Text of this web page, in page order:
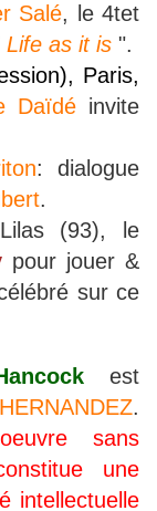
Salé, le 4tet
Life as it is ".
Paris,
Daïdéinvite
: dialogue
.
(93), le
pour jouer &
sur ce
est
.
sans
une
intellectuelle